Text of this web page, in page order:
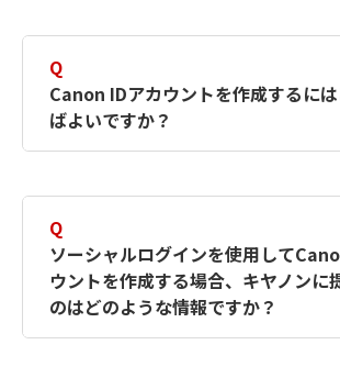
Q
Canon IDアカウントを作成するに
ばよいですか？
す。詳しい作成方法は【カメラ
何ですか？Canon IDの作成方法
ださい。
Q
ソーシャルログインを使用して
ウントを作成する場合、キヤノンに
のはどのような情報ですか？